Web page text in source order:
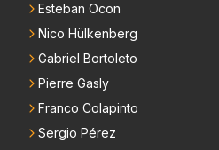
Esteban Ocon
Nico Hülkenberg
Gabriel Bortoleto
Pierre Gasly
Franco Colapinto
Sergio Pérez